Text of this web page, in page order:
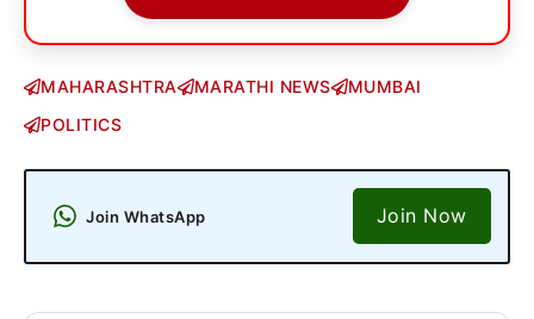
MAHARASHTRA MARATHI NEWS
MUMBAI
POLITICS
Join WhatsApp Join Now